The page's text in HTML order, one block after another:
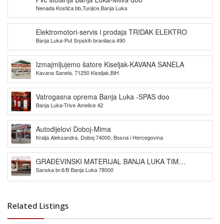
Nenada Kostića bb,Tunjice,Banja Luka
Elektromotori-servis i prodaja TRIDAK ELEKTRO
Banja Luka-Put Srpskih branilaca 490
Izmajmljujemo šatore Kiseljak-KAVANA SANELA
Kavana Sanela, 71250 Kiseljak,BiH
Vatrogasna oprema Banja Luka -SPAS doo
Banja Luka-Trive Amelice 42
Autodijelovi Doboj-Mima
Kralja Aleksandra, Doboj 74000, Bosna i Hercegovina
GRAĐEVINSKI MATERIJAL BANJA LUKA TIM
PROMET DOO
Sanska br.6/B Banja Luka 78000
Related Listings